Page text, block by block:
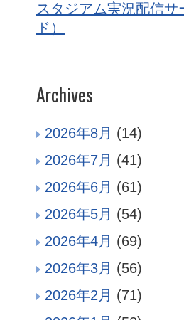
スタジアム実況配信
ド）
Archives
2026年8月 (14)
2026年7月 (41)
2026年6月 (61)
2026年5月 (54)
2026年4月 (69)
2026年3月 (56)
2026年2月 (71)